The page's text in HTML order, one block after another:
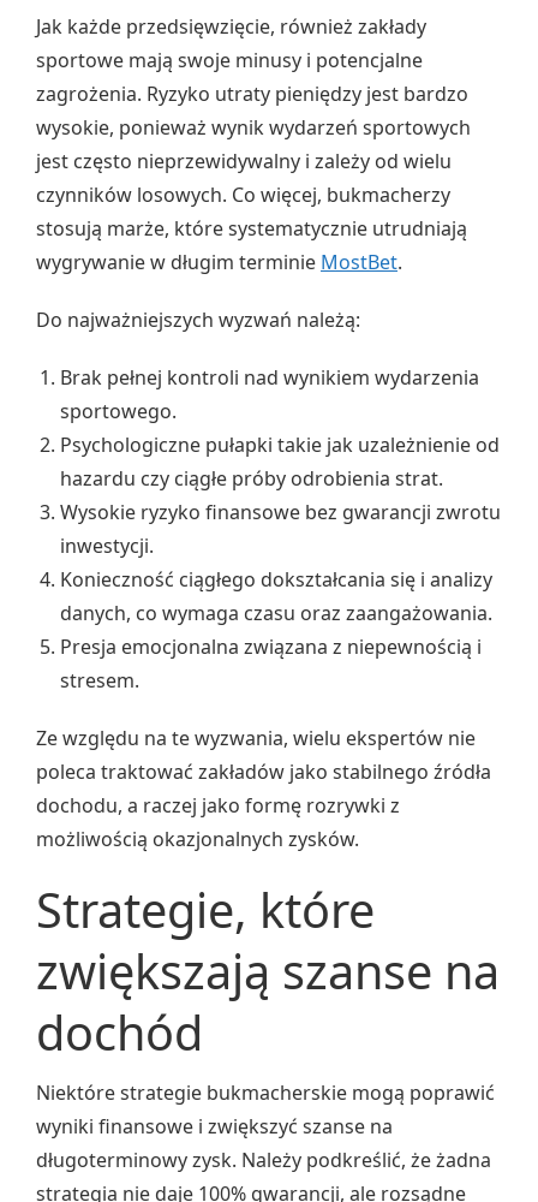
Jak każde przedsięwzięcie, również zakłady
sportowe mają swoje minusy i potencjalne
zagrożenia. Ryzyko utraty pieniędzy jest bardzo
wysokie, ponieważ wynik wydarzeń sportowych
jest często nieprzewidywalny i zależy od wielu
czynników losowych. Co więcej, bukmacherzy
stosują marże, które systematycznie utrudniają
wygrywanie w długim terminie MostBet.
Do najważniejszych wyzwań należą:
Brak pełnej kontroli nad wynikiem wydarzenia
sportowego.
Psychologiczne pułapki takie jak uzależnienie od
hazardu czy ciągłe próby odrobienia strat.
Wysokie ryzyko finansowe bez gwarancji zwrotu
inwestycji.
Konieczność ciągłego dokształcania się i analizy
danych, co wymaga czasu oraz zaangażowania.
Presja emocjonalna związana z niepewnością i
stresem.
Ze względu na te wyzwania, wielu ekspertów nie
poleca traktować zakładów jako stabilnego źródła
dochodu, a raczej jako formę rozrywki z
możliwością okazjonalnych zysków.
Strategie, które
zwiększają szanse na
dochód
Niektóre strategie bukmacherskie mogą poprawić
wyniki finansowe i zwiększyć szanse na
długoterminowy zysk. Należy podkreślić, że żadna
strategia nie daje 100% gwarancji, ale rozsądne